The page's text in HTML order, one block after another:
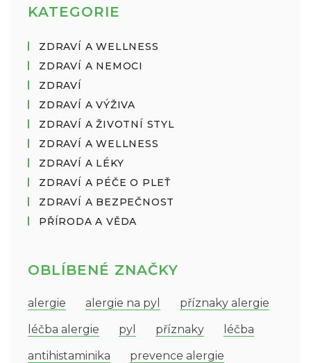
KATEGORIE
ZDRAVÍ A WELLNESS
ZDRAVÍ A NEMOCI
ZDRAVÍ
ZDRAVÍ A VÝŽIVA
ZDRAVÍ A ŽIVOTNÍ STYL
ZDRAVÍ A WELLNESS
ZDRAVÍ A LÉKY
ZDRAVÍ A PÉČE O PLEŤ
ZDRAVÍ A BEZPEČNOST
PŘÍRODA A VĚDA
OBLÍBENÉ ZNAČKY
alergie alergie na pyl
příznaky alergie
léčba alergie
pyl příznaky
léčba
antihistaminika
prevence alergie